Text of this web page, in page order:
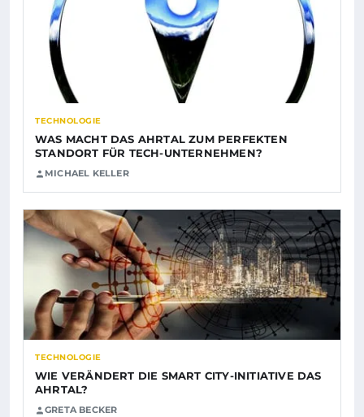
TECHNOLOGIE
WAS MACHT DAS AHRTAL ZUM PERFEKTEN
STANDORT FÜR TECH-UNTERNEHMEN?
MICHAEL KELLER
TECHNOLOGIE
WIE VERÄNDERT DIE SMART CITY-INITIATIVE DAS
AHRTAL?
GRETA BECKER